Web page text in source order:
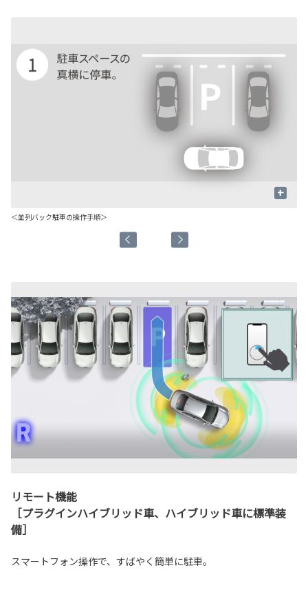
+
＜並列バック駐車の操作手順＞
リモート機能
［プラグインハイブリッド車、ハイブリッド車に標準装
備］
スマートフォン操作で、すばやく簡単に駐車。